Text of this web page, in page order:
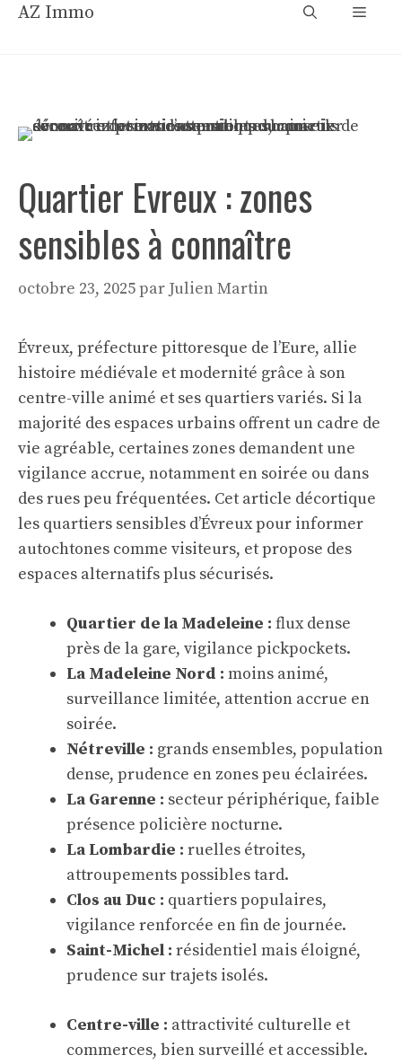
AllerAZ Immo Menu
Quartier Evreux : zones
sensibles à connaître
octobre 23, 2025par Julien Martin
Évreux, préfecture pittoresque de l’Eure, allie
histoire médiévale et modernité grâce à son
centre-ville animé et ses quartiers variés. Si la
majorité des espaces urbains offrent un cadre de
vie agréable, certaines zones demandent une
vigilance accrue, notamment en soirée ou dans
des rues peu fréquentées. Cet article décortique
les quartiers sensibles d’Évreux pour informer
autochtones comme visiteurs, et propose des
espaces alternatifs plus sécurisés.
Quartier de la Madeleine : flux dense
près de la gare, vigilance pickpockets.
La Madeleine Nord : moins animé,
surveillance limitée, attention accrue en
soirée.
Nétreville : grands ensembles, population
dense, prudence en zones peu éclairées.
La Garenne : secteur périphérique, faible
présence policière nocturne.
La Lombardie : ruelles étroites,
attroupements possibles tard.
Clos au Duc : quartiers populaires,
vigilance renforcée en fin de journée.
Saint-Michel : résidentiel mais éloigné,
prudence sur trajets isolés.
Centre-ville : attractivité culturelle et
commerces, bien surveillé et accessible.